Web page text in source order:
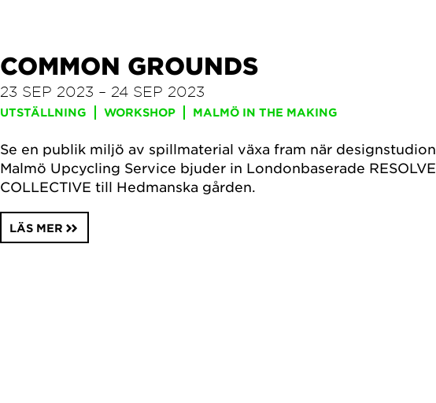
COMMON GROUNDS
23 SEP 2023 – 24 SEP 2023
UTSTÄLLNING WORKSHOP MALMÖ IN THE MAKING
Se en publik miljö av spillmaterial växa fram när designstudion
Malmö Upcycling Service bjuder in Londonbaserade RESOLVE
COLLECTIVE till Hedmanska gården.
LÄS MER